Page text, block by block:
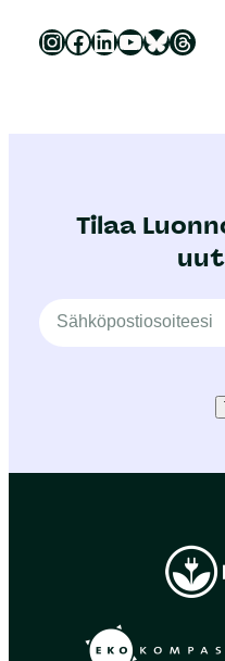
Luonnonsuojeluliitto Instagramissa Luonnonsuojeluliitto Facebookissa Luonnonsuojeluliitto LinkedInissä Luonnonsuojeluliiton YouTube-kanava Luonnonsuojeluliitto Blueskyssa Luonnonsuojeluliitto Threadsissa
Tilaa